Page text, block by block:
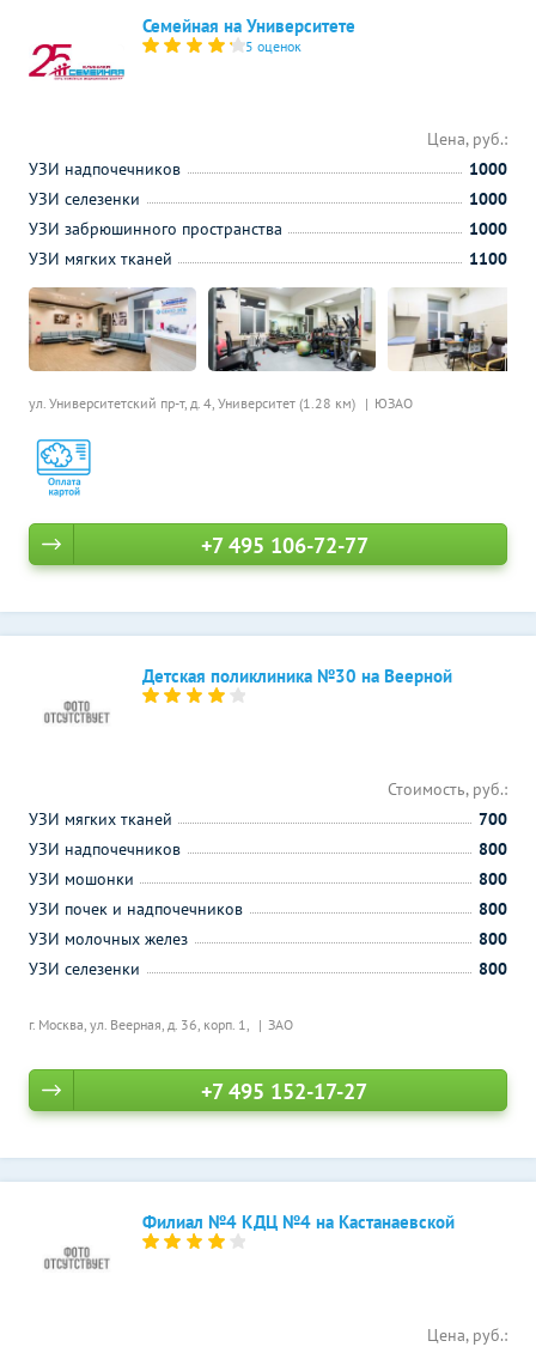
Семейная на Университете
5 оценок
ул. Университетский пр-т, д. 4, Университет (1.28 км) ЮЗАО
Цена, руб.:
УЗИ надпочечников
1000
УЗИ селезенки
1000
УЗИ забрюшинного пространства
1000
УЗИ мягких тканей
1100
+7 495 106-72-77
Детская поликлиника №30 на Веерной
г. Москва, ул. Веерная, д. 36, корп. 1, ЗАО
Стоимость, руб.:
УЗИ мягких тканей
700
УЗИ надпочечников
800
УЗИ мошонки
800
УЗИ почек и надпочечников
800
УЗИ молочных желез
800
УЗИ селезенки
800
+7 495 152-17-27
Филиал №4 КДЦ №4 на Кастанаевской
Цена, руб.: